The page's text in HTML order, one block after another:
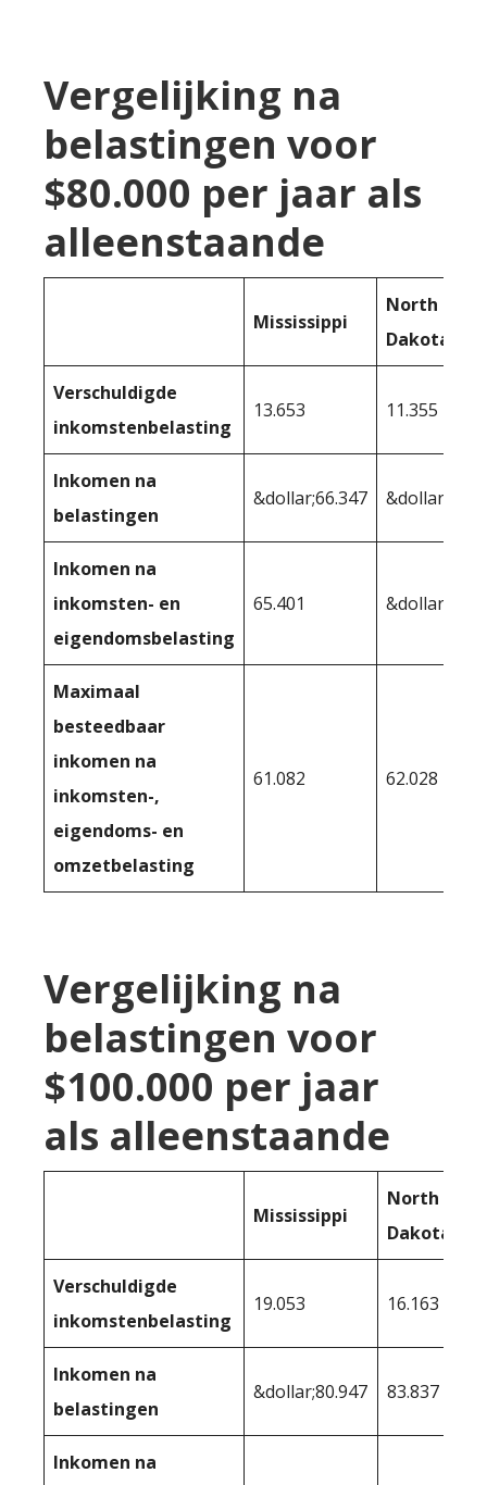
Vergelijking na
belastingen voor
$80.000 per jaar als
alleenstaande
Mississippi
North
Dakota
Verschuldigde
inkomstenbelasting
13.653 11.355
Inkomen na
belastingen
&dollar;66.347
Inkomen na
inkomsten- en
eigendomsbelasting
65.401
Maximaal
besteedbaar
inkomen na
inkomsten-,
eigendoms- en
omzetbelasting
61.082 62.028
Vergelijking na
belastingen voor
$100.000 per jaar
als alleenstaande
Mississippi
North
Dakota
Verschuldigde
inkomstenbelasting
19.053 16.163
Inkomen na
belastingen
&dollar;80.947 83.837
Inkomen na